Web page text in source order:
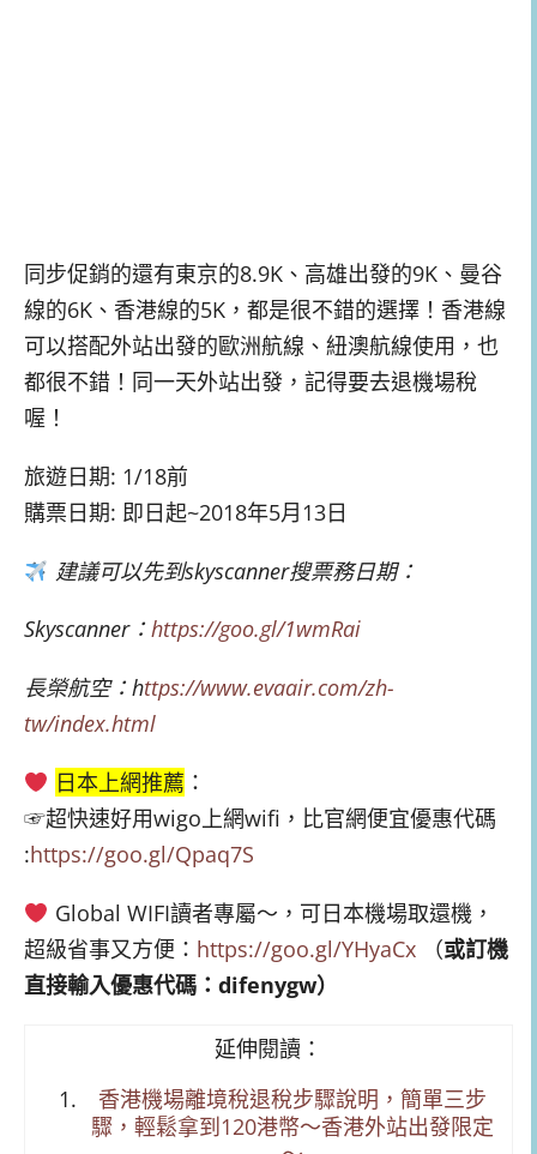
同步促銷的還有東京的8.9K、高雄出發的9K、曼谷
線的6K、香港線的5K，都是很不錯的選擇！香港線
可以搭配外站出發的歐洲航線、紐澳航線使用，也
都很不錯！同一天外站出發，記得要去退機場稅
喔！
旅遊日期: 1/18前
購票日期: 即日起~2018年5月13日
建議可以先到skyscanner搜票務日期：
Skyscanner： https://goo.gl/1wmRai
長榮航空：https://www.evaair.com/zh-
tw/index.html
日本上網推薦 ：
☞超快速好用wigo上網wifi，比官網便宜優惠代碼
:https://goo.gl/Qpaq7S
Global WIFI讀者專屬～，可日本機場取還機，
超級省事又方便： https://goo.gl/YHyaCx （或訂機
直接輸入優惠代碼：difenygw）
延伸閱讀：
香港機場離境稅退稅步驟說明，簡單三步
驟，輕鬆拿到120港幣～香港外站出發限定